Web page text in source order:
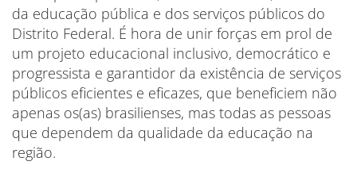
da educação pública e dos serviços públicos do
Distrito Federal. É hora de unir forças em prol de
um projeto educacional inclusivo, democrático e
progressista e garantidor da existência de serviços
públicos eficientes e eficazes, que beneficiem não
apenas os(as) brasilienses, mas todas as pessoas
que dependem da qualidade da educação na
região.